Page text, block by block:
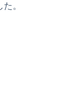
。